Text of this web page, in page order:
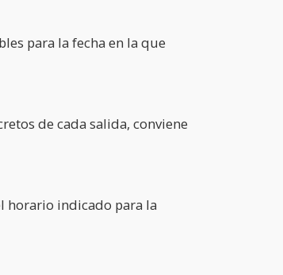
para la fecha en la que
de cada salida, conviene
horario indicado para la